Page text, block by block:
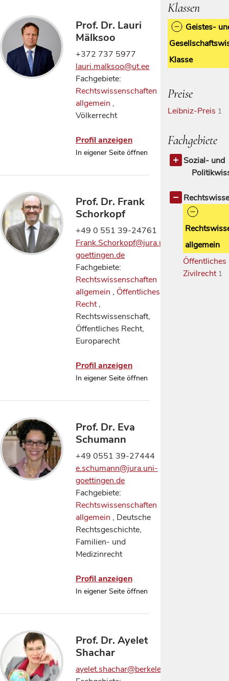
Prof. Dr. Lauri
Mälksoo
+372 737 5977
lauri.malksoo@ut.ee
Fachgebiete:
Rechtswissenschaften
allgemein ,
Völkerrecht
Profil anzeigen
In eigener Seite öffnen
Prof. Dr. Frank
Schorkopf
+49 0 551 39-24761
Frank.Schorkopf@jura.uni-
goettingen.de
Fachgebiete:
Rechtswissenschaften
allgemein , Öffentliches
Recht,
Rechtswissenschaft,
Öffentliches Recht,
Europarecht
Profil anzeigen
In eigener Seite öffnen
Prof. Dr. Eva
Schumann
+49 0551 39-27444
e.schumann@jura.uni-
goettingen.de
Fachgebiete:
Rechtswissenschaften
allgemein , Deutsche
Rechtsgeschichte,
Familien- und
Medizinrecht
Profil anzeigen
In eigener Seite öffnen
Prof. Dr. Ayelet
Shachar
ayelet.shachar@berkeley.edu
Klassen
Geistes-
Klasse
Preise
Leibniz-Preis 1
Fachgebiete
Sozial- und
allgemein
Zivilrecht 1